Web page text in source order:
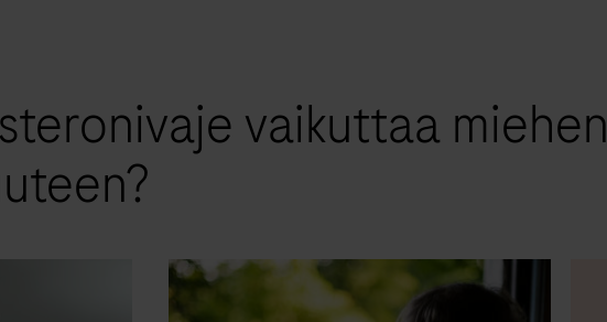
vaikuttaa miehen